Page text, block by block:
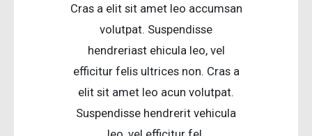
Cras a elit sit amet leo accumsan
volutpat. Suspendisse
hendreriast ehicula leo, vel
efficitur felis ultrices non. Cras a
elit sit amet leo acun volutpat.
Suspendisse hendrerit vehicula